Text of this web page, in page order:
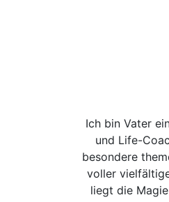
Ich bin Vater
und Life-
besondere
voller
liegt die